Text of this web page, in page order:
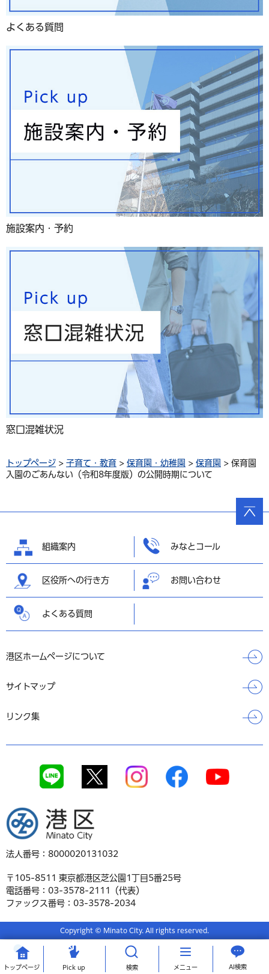
トップページ Pick up 検索 メニュー AI検索
よくある質問
施設案内・予約
窓口混雑状況
トップページ > 子育て・教育 > 保育園・幼稚園 > 保育園 > 保育園
入園のごあんない（令和8年度版）の公開時期について
組織案内 みなとコール
区役所への行き方 お問い合わせ
よくある質問
港区ホームページについて
サイトマップ
リンク集
港区
法人番号：8000020131032
〒105-8511 東京都港区芝公園1丁目5番25号
電話番号：03-3578-2111（代表）
ファックス番号：03-3578-2034
ページ
の先頭
Copyright © Minato City. All rights reserved.